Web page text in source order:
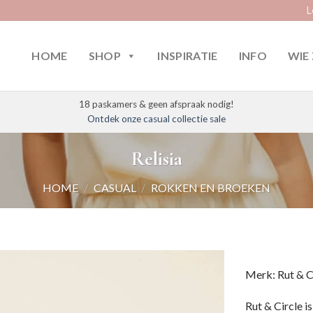
HOME SHOP INSPIRATIE INFO WIE
18 paskamers & geen afspraak nodig!
Ontdek onze casual collectie sale
Relisia
HOME / CASUAL / ROKKEN EN BROEKEN
Merk: Rut &
Rut & Circle